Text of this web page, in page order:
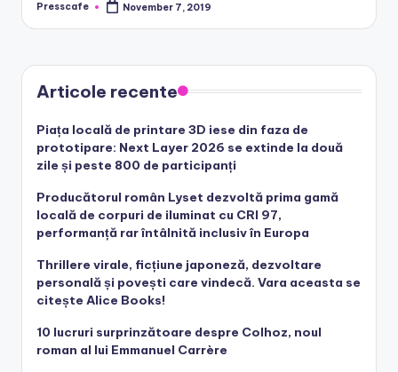
Posted
Presscafe November 7, 2019
Articole recente
Piața locală de printare 3D iese din faza de
prototipare: Next Layer 2026 se extinde la două
zile și peste 800 de participanți
Producătorul român Lyset dezvoltă prima gamă
locală de corpuri de iluminat cu CRI 97,
performanță rar întâlnită inclusiv în Europa
Thrillere virale, ficțiune japoneză, dezvoltare
personală și povești care vindecă. Vara aceasta se
citește Alice Books!
10 lucruri surprinzătoare despre Colhoz, noul
roman al lui Emmanuel Carrère